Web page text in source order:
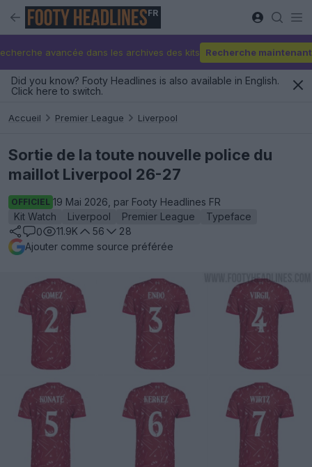
FR
avancée dans les archives des kits Recherche maintenant
Did you know? Footy Headlines is also available in English.
Click here to switch.
Accueil Premier League Liverpool
Sortie de la toute nouvelle police du
maillot Liverpool 26-27
OFFICIEL 19 Mai 2026, par Footy Headlines FR
Kit Watch
Liverpool Premier League
Typeface
0
11.9K 56
28
Ajouter comme source préférée